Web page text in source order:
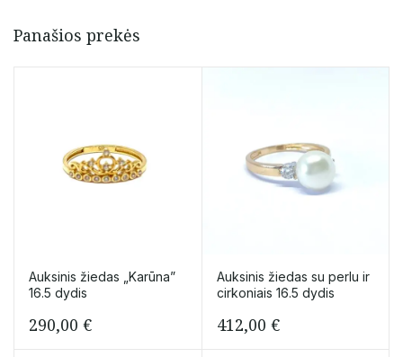
Panašios prekės
Auksinis žiedas „Karūna”
16.5 dydis
290,00 €
Auksinis žiedas su perlu ir
cirkoniais 16.5 dydis
412,00 €